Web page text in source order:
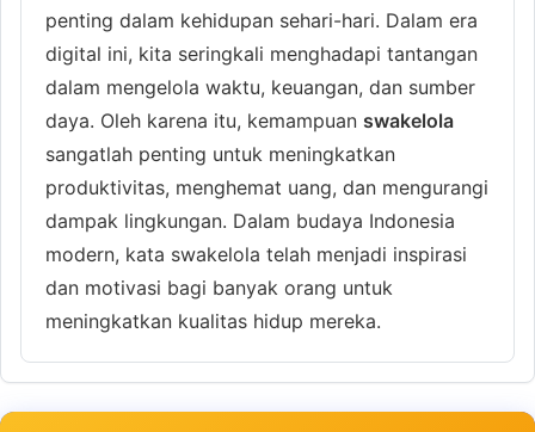
penting dalam kehidupan sehari-hari. Dalam era
digital ini, kita seringkali menghadapi tantangan
dalam mengelola waktu, keuangan, dan sumber
daya. Oleh karena itu, kemampuan swakelola
sangatlah penting untuk meningkatkan
produktivitas, menghemat uang, dan mengurangi
dampak lingkungan. Dalam budaya Indonesia
modern, kata swakelola telah menjadi inspirasi
dan motivasi bagi banyak orang untuk
meningkatkan kualitas hidup mereka.